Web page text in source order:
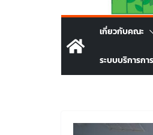
เกี่ยวกับคณะ
ระบบบริการกา